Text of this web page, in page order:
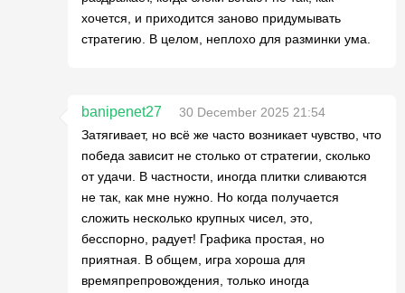
хочется, и приходится заново придумывать
стратегию. В целом, неплохо для разминки ума.
banipenet27
30 December 2025 21:54
Затягивает, но всё же часто возникает чувство, что
победа зависит не столько от стратегии, сколько
от удачи. В частности, иногда плитки сливаются
не так, как мне нужно. Но когда получается
сложить несколько крупных чисел, это,
бесспорно, радует! Графика простая, но
приятная. В общем, игра хороша для
времяпрепровождения, только иногда